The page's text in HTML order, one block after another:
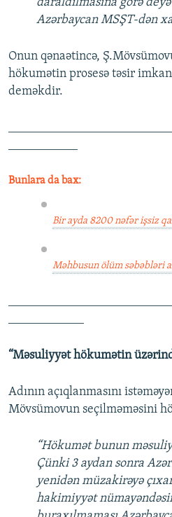
daraldılmasına görə
Azərbaycan MSŞT-dən
Onun qənaətincə,
hökumətin prosesə təsir
deməkdir.
Bunlara da bax:
Bir ayda 8200 nəfər işsiz
Məhbusun ölüm səbəbləri
“Məsuliyyət hökumətin
Adının açıqlanmasını
Mövsümovun seçilməməsini
“Hökumət bunun
Çünki 3 aydan sonra
yenidən müzakirəyə
hakimiyyət